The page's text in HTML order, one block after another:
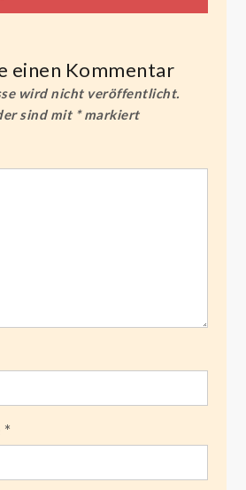
einen Kommentar
wird nicht veröffentlicht.
sind mit *markiert
*